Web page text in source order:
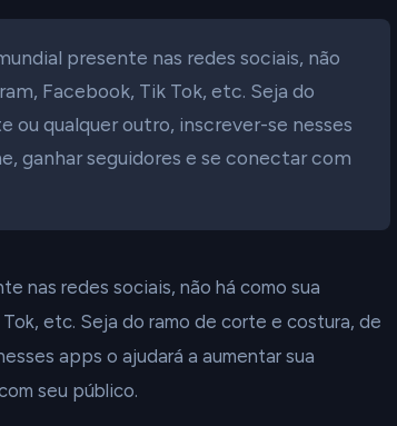
presente nas redes sociais, não
Facebook, Tik Tok, etc. Seja do
qualquer outro, inscrever-se nesses
ganhar seguidores e se conectar com
nas redes sociais, não há como sua
etc. Seja do ramo de corte e costura, de
apps o ajudará a aumentar sua
seu público.